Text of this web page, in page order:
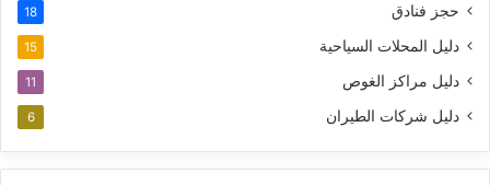
حجز فنادق 18
دليل المحلات السياحية 15
دليل مراكز الغوص 11
دليل شركات الطيران 6